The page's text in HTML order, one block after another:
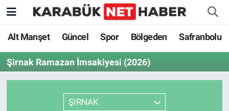
Alt Manşet Güncel Spor Bölgeden Safranbolu
Şirnak Ramazan İmsakiyesi (2026)
ŞIRNAK